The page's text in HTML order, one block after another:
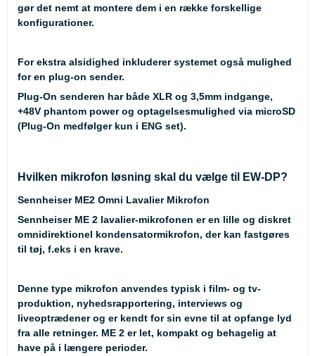
gør det nemt at montere dem i en række forskellige
konfigurationer.
For ekstra alsidighed inkluderer systemet også mulighed
for en plug-on sender.
Plug-On senderen har både XLR og 3,5mm indgange,
+48V phantom power og optagelsesmulighed via microSD
(Plug-On medfølger kun i ENG set).
Hvilken mikrofon løsning skal du vælge til EW-DP?
Sennheiser ME2 Omni Lavalier Mikrofon
Sennheiser ME 2 lavalier-mikrofonen er en lille og diskret
omnidirektionel kondensatormikrofon, der kan fastgøres
til tøj, f.eks i en krave.
Denne type mikrofon anvendes typisk i film- og tv-
produktion, nyhedsrapportering, interviews og
liveoptrædener og er kendt for sin evne til at opfange lyd
fra alle retninger. ME 2 er let, kompakt og behagelig at
have på i længere perioder.